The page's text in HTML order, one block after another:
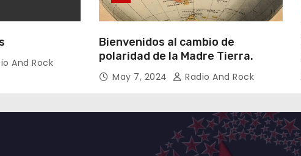
And Rock
Bienvenidos al cambio de
polaridad de la Madre Tierra.
May 7, 2024 Radio And Rock